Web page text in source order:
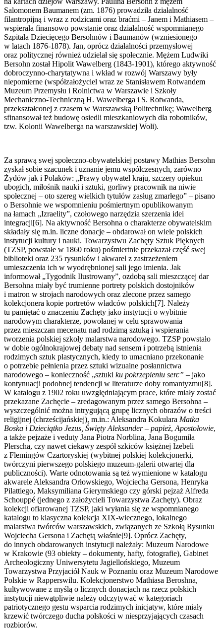
Salomonem Baumanem (zm. 1876) prowadziła działalność
filantropijną i wraz z rodzicami oraz braćmi – Janem i Mathiasem –
wspierała finansowo powstanie oraz działalność wspomnianego
Szpitala Dziecięcego Bersohnów i Baumanów (wzniesionego
w latach 1876-1878). Jan, oprócz działalności przemysłowej
oraz politycznej również udzielał się społecznie. Mężem Ludwiki
Bersohn został Hipolit Wawelberg (1843-1901), którego aktywność
dobroczynno-charytatywna i wkład w rozwój Warszawy były
niepomierne (współzałożyciel wraz ze Stanisławem Rotwandem
Muzeum Przemysłu i Rolnictwa w Warszawie i Szkoły
Mechaniczno-Techniczną H. Wawelberga i S. Rotwanda,
przekształconej z czasem w Warszawską Politechnikę; Wawelberg
sfinansował też budowę osiedli mieszkaniowych dla robotników,
tzw. Kolonii Wawelberga na warszawskiej Woli).
Za sprawą swej społeczno-obywatelskiej postawy Mathias Bersohn
zyskał sobie szacunek i uznanie jemu współczesnych, zarówno
Żydów jak i Polaków: „Prawy obywatel kraju, szczery opiekun
ubogich, miłośnik nauki i sztuki, gorliwy pracownik na niwie
społecznej – oto szereg wielkich tytułów zasług zmarłego” – pisano
o Bersohnie we wspomnieniu pośmiertnym opublikowanym
na łamach „Izraelity”, czołowego narzędzia szerzenia idei
integracji[6]. Na aktywność Bersohna o charakterze obywatelskim
składały się m.in. liczne donacje – obdarował on wiele polskich
instytucji kultury i nauki. Towarzystwu Zachęty Sztuk Pięknych
(TZSP, powstałe w 1860 roku) pośmiertnie przekazał część swej
biblioteki oraz 235 rysunków i akwarel z zastrzeżeniem
umieszczenia ich w wyodrębnionej sali jego imienia. Jak
informował „Tygodnik Ilustrowany”, ozdobą sali mieszczącej dar
Bersohna miały być trumienne portrety polskich dostojników
i matron w strojach narodowych oraz zlecone przez samego
kolekcjonera kopie portretów władców polskich[7]. Należy
tu pamiętać o znaczeniu Zachęty jako instytucji o wybitnie
narodowym charakterze, powołanej w celu sprawowania
przez mieszczan mecenatu nad rodzimą sztuką i wspierania
tworzenia polskiej szkoły malarstwa narodowego. TZSP powstało
w dobie ogólnokrajowej debaty nad sensem i potrzebą istnienia
rodzimych sztuk plastycznych, kiedy to umacniano przekonanie
o potrzebie pełnienia przez sztuki wizualne posłannictwa
narodowego – konieczność „sztuki ku pokrzepieniu serc” – jako
kontynuacji podobnej tendencji w literaturze doby romantyzmu[8].
W katalogu z 1902 roku uwzględniającym prace, które miały zostać
przekazane Zachęcie – zredagowanym przez samego Bersohna –
wyszczególnić można intrygującą grupę licznych obrazów o treści
religijnej (chrześcijańskiej), m.in.: Aleksandra Kokulara Matka
Boska i Dzieciątko Jezus, Święty Aleksander – papież, Apostołowie,
a także pejzaże i veduty Jana Piotra Norblina, Jana Bogumiła
Plerscha, czy nawet ciekawy zespół szkiców księżnej Izebeli
z Flemingów Czartoryskiej (wybitnej polskiej kolekcjonerki,
twórczyni pierwszego polskiego muzeum-galerii otwartej dla
publiczności). Warte odnotowania są też wymienione w katalogu
akwarele Aleksandra Orłowskiego, Wojciecha Gersona, Henryka
Pilattiego, Maksymiliana Gierymskiego czy górski pejzaż Alfreda
Schouppé (jednego z założycieli Towarzystwa Zachęty). Obraz
kolekcji ofiarowanej TZSP, jaki wyłania się ze wspomnianego
katalogu to klasyczna kolekcja XIX-wiecznego, lokalnego
malarstwa twórców warszawskich, związanych ze Szkołą Rysunku
Wojciecha Gersona i Zachętą właśnie[9]. Oprócz Zachęty,
do innych obdarowanych instytucji należały: Muzeum Narodowe
w Krakowie (93 obiekty – dokumenty, hafty, fotografie), Gabinet
Archeologiczny Uniwersytetu Jagiellońskiego, Muzeum
Towarzystwa Przyjaciół Nauk w Poznaniu oraz Muzeum Narodowe
Polskie w Rapperswilu. Kolekcjonerstwo Mathiasa Beroshna,
kultywowane z myślą o licznych donacjach na rzecz polskich
instytucji niewątpliwie należy odczytywać w kategoriach
patriotycznego gestu wsparcia rodzimych inicjatyw, które miały
krzewić twórczego ducha polskości w niesprzyjających czasach
rozbiorów.